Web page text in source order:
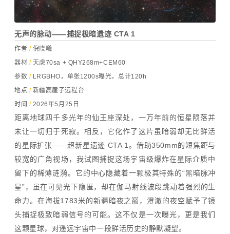
无声的脉动——捕捉极暗遗迹 CTA 1
作者 /倪晓曦
器材 /天虎70sa + QHY268m+CEM60
参数 / LRGBHO，单张1200s曝光，总计120h
地点 /新疆高崖子远程台
时间 / 2026年5月25日
距离地球四千多光年的仙王座深处，一万年前的恒星陨落并
未让一切归于死寂。相反，它化作了这片虽暗弱却无比鲜活
的星际扩张——超新星遗迹 CTA 1。借助350mm的短焦距与
较宽的广角视场，我试图捕捉这场宇宙级爆炸在星际介质中
留下的稀薄涟漪。它的中心隐藏着一颗极其特殊的“黑暗脉冲
星”，虽在可见光下隐匿，却在伽马射线波段跳动着强烈的生
命力。在海拔1783米的新疆暗夜之巅，澄澈的夜空赋予了镜
头捕捉极致暗弱信号的可能。这不仅是一次曝光，更是我们
这颗星球，对遥远宇宙中一段鲜活历史的静默凝望。